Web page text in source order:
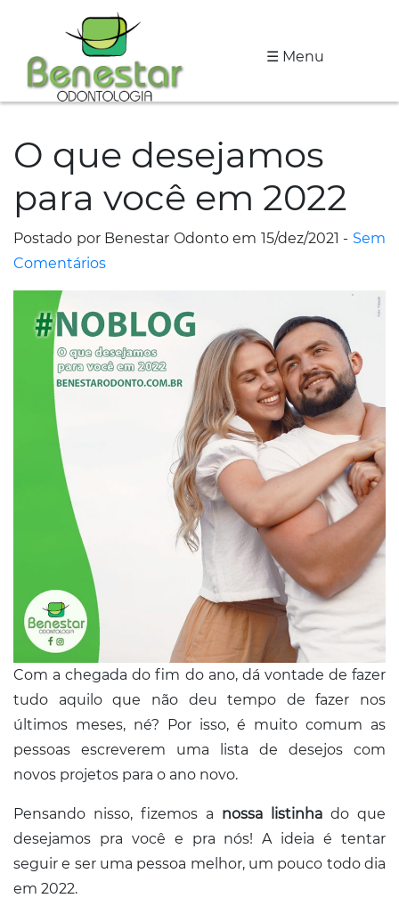
☰ Menu
A
Clínica
Especialidades
Tratamentos
Depoimentos
de
Saúde
Fale
O que desejamos
para você em 2022
Postado por Benestar Odonto em 15/dez/2021 - Sem
Comentários
Com a chegada do fim do ano, dá vontade de fazer
tudo aquilo que não deu tempo de fazer nos
últimos meses, né? Por isso, é muito comum as
pessoas escreverem uma lista de desejos com
novos projetos para o ano novo.
Pensando nisso, fizemos a nossa listinha do que
desejamos pra você e pra nós! A ideia é tentar
seguir e ser uma pessoa melhor, um pouco todo dia
em 2022.